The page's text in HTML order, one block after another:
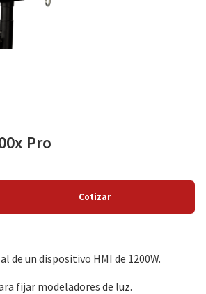
Pro
de un dispositivo HMI de 1200W.
fijar modeladores de luz.